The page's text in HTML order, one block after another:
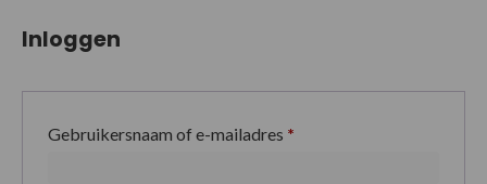
Inloggen
Gebruikersnaam of e-mailadres *